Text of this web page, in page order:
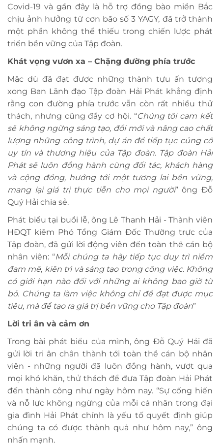
Covid-19 và gần đây là hỗ trợ đồng bào miền Bắc
chịu ảnh hưởng từ cơn bão số 3 YAGY, đã trở thành
một phần không thể thiếu trong chiến lược phát
triển bền vững của Tập đoàn.
Khát vọng vươn xa – Chặng đường phía trước
Mặc dù đã đạt được những thành tựu ấn tượng
xong Ban Lãnh đạo Tập đoàn Hải Phát khẳng định
rằng con đường phía trước vẫn còn rất nhiều thử
thách, nhưng cũng đầy cơ hội. “Chúng tôi cam kết
sẽ không ngừng sáng tạo, đổi mới và nâng cao chất
lượng những công trình, dự án để tiếp tục củng cố
uy tín và thương hiệu của Tập đoàn. Tập đoàn Hải
Phát sẽ luôn đồng hành cùng đối tác, khách hàng
và cộng đồng, hướng tới một tương lai bền vững,
mang lại giá trị thực tiễn cho mọi người” ông Đỗ
Quý Hải chia sẻ.
Phát biểu tại buổi lễ, ông Lê Thanh Hải - Thành viên
HĐQT kiêm Phó Tổng Giám Đốc Thường trực của
Tập đoàn, đã gửi lời động viên đến toàn thể cán bộ
nhân viên: “Mỗi chúng ta hãy tiếp tục duy trì niềm
đam mê, kiên trì và sáng tạo trong công việc. Không
có giới hạn nào đối với những ai không bao giờ từ
bỏ. Chúng ta làm việc không chỉ để đạt được mục
tiêu, mà để tạo ra giá trị bền vững cho Tập đoàn”
Lời tri ân và cảm ơn
Trong bài phát biểu của mình, ông Đỗ Quý Hải đã
gửi lời tri ân chân thành tới toàn thể cán bộ nhân
viên - những người đã luôn đồng hành, vượt qua
mọi khó khăn, thử thách để đưa Tập đoàn Hải Phát
đến thành công như ngày hôm nay. “Sự cống hiến
và nỗ lực không ngừng của mỗi cá nhân trong đại
gia đình Hải Phát chính là yếu tố quyết định giúp
chúng ta có được thành quả như hôm nay,” ông
nhấn mạnh.